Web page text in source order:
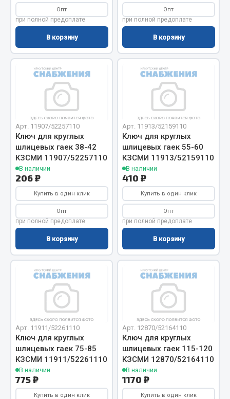
Весь раздел
Автомобильная электрика
Автолампы
Блоки реле и предохранителей
Вилки нагрузочные
Выключатели и переключатели клавишные
Выключатели кнопочные
Выключатель массы
Изолента
Показать ещё
Запчасти на полуприцепы
Амортизаторы для полуприцепов
Весь раздел
Запчасти КамАЗ
Двигатель
Система питания
Система выпуска газа
Система охлаждения
Опт
при полной предоплате
В корзину
Опт
при полной предоплате
В корзину
Арт. 11907/52257110
Ключ для круглых
шлицевых гаек 38-42
КЗСМИ 11907/52257110
В наличии
206 ₽
Купить в один клик
Опт
при полной предоплате
В корзину
Арт. 11913/52159110
Ключ для круглых
шлицевых гаек 55-60
КЗСМИ 11913/52159110
В наличии
410 ₽
Купить в один клик
Опт
при полной предоплате
В корзину
Арт. 11911/52261110
Ключ для круглых
шлицевых гаек 75-85
КЗСМИ 11911/52261110
В наличии
775 ₽
Купить в один клик
Арт. 12870/52164110
Ключ для круглых
шлицевых гаек 115-120
КЗСМИ 12870/52164110
В наличии
1170 ₽
Купить в один клик